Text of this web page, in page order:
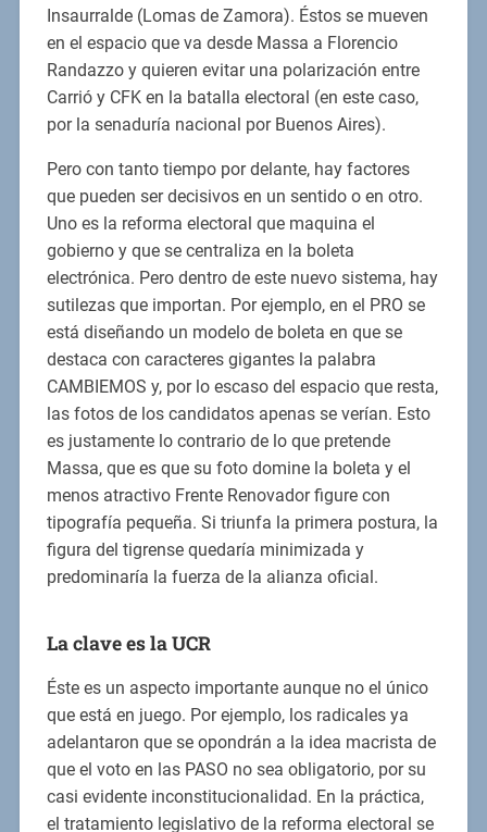
Insaurralde (Lomas de Zamora). Éstos se mueven
en el espacio que va desde Massa a Florencio
Randazzo y quieren evitar una polarización entre
Carrió y CFK en la batalla electoral (en este caso,
por la senaduría nacional por Buenos Aires).
Pero con tanto tiempo por delante, hay factores
que pueden ser decisivos en un sentido o en otro.
Uno es la reforma electoral que maquina el
gobierno y que se centraliza en la boleta
electrónica. Pero dentro de este nuevo sistema, hay
sutilezas que importan. Por ejemplo, en el PRO se
está diseñando un modelo de boleta en que se
destaca con caracteres gigantes la palabra
CAMBIEMOS y, por lo escaso del espacio que resta,
las fotos de los candidatos apenas se verían. Esto
es justamente lo contrario de lo que pretende
Massa, que es que su foto domine la boleta y el
menos atractivo Frente Renovador figure con
tipografía pequeña. Si triunfa la primera postura, la
figura del tigrense quedaría minimizada y
predominaría la fuerza de la alianza oficial.
La clave es la UCR
Éste es un aspecto importante aunque no el único
que está en juego. Por ejemplo, los radicales ya
adelantaron que se opondrán a la idea macrista de
que el voto en las PASO no sea obligatorio, por su
casi evidente inconstitucionalidad. En la práctica,
el tratamiento legislativo de la reforma electoral se